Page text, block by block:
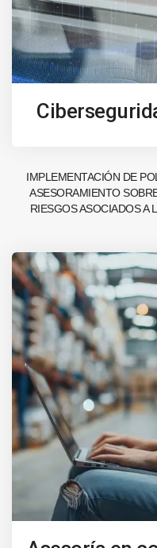
IMPLEMENTACIÓN DE
ASESORAMIENTO
RIESGOS ASOCIADOS A